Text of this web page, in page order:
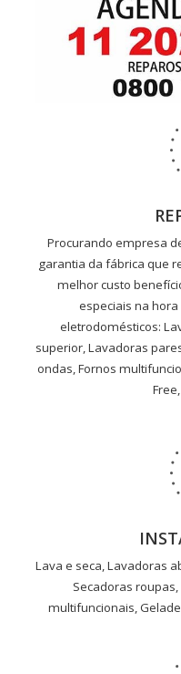
Procurando empresa
garantia da fábrica que
melhor custo
especiais na hora
eletrodomésticos:
superior, Lavadoras
ondas, Fornos
Lava e seca, Lavadoras
Secadoras
multifuncionais,